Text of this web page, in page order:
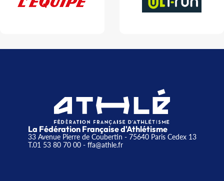
La Fédération Française d'Athlétisme
33 Avenue Pierre de Coubertin - 75640 Paris Cedex 13
T.01 53 80 70 00- ffa@athle.fr